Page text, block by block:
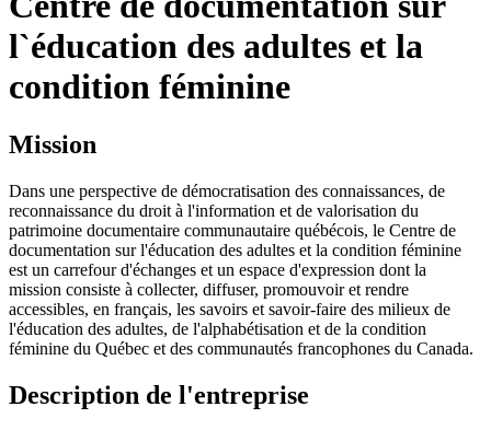
l`éducation des adultes et la
condition féminine
Mission
Dans une perspective de démocratisation des connaissances, de
reconnaissance du droit à l'information et de valorisation du
patrimoine documentaire communautaire québécois, le Centre de
documentation sur l'éducation des adultes et la condition féminine
est un carrefour d'échanges et un espace d'expression dont la
mission consiste à collecter, diffuser, promouvoir et rendre
accessibles, en français, les savoirs et savoir-faire des milieux de
l'éducation des adultes, de l'alphabétisation et de la condition
féminine du Québec et des communautés francophones du Canada.
Description de l'entreprise